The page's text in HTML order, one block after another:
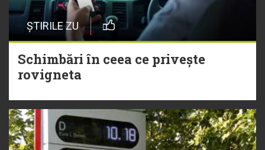
ȘTIRILE ZU
Schimbări în ceea ce privește
rovigneta